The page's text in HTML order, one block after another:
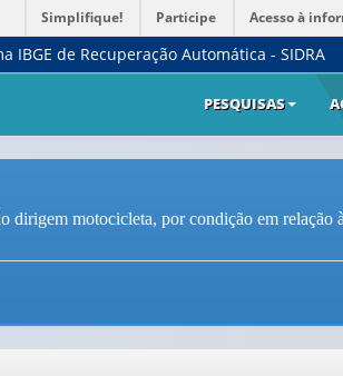
Simplifique! Participe Acesso à
IBGE de Recuperação Automática - SIDRA
PESQUISAS
motocicleta, por condição em relação